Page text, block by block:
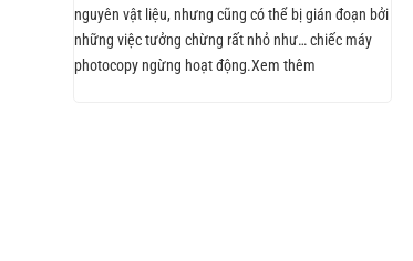
nguyên vật liệu, nhưng cũng có thể bị gián đoạn bởi
những việc tưởng chừng rất nhỏ như… chiếc máy
photocopy ngừng hoạt động.Xem thêm